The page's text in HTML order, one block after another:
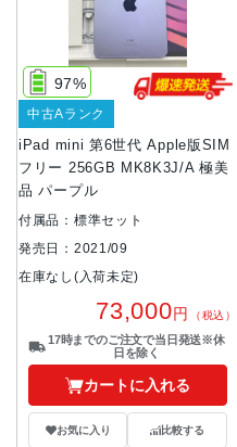
iPad mini 第6世代 Apple版SIM
フリー 256GB MK8K3J/A 極美
品 パープル
97%
中古Aランク
付属品：標準セット
発売日：2021/09
在庫なし(入荷未定)
73,000円 （税込）
17時までのご注文で当日発送※休
日を除く
カートに入れる
お気に入り 比較する